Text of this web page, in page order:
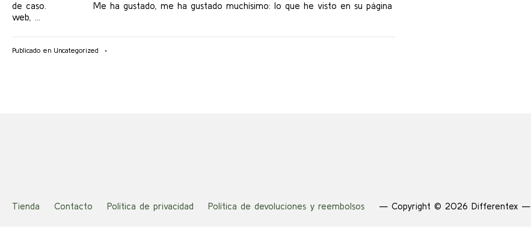
de caso. Me ha gustado, me ha gustado muchísimo: lo que he visto en su página
web, …
Publicado en Uncategorized •
Tienda Contacto Política de privacidad Política de devoluciones y reembolsos — Copyright © 2026 Differentex —